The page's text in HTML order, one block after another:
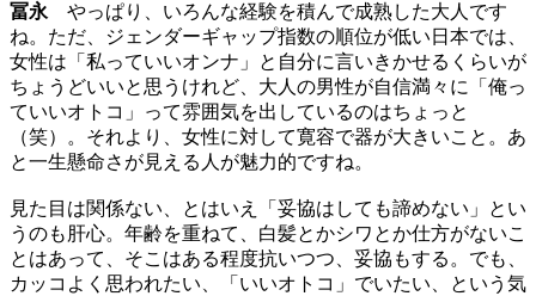
冨永 やっぱり、いろんな経験を積んで成熟した大人です
ね。ただ、ジェンダーギャップ指数の順位が低い日本では、
女性は「私っていいオンナ」と自分に言いきかせるくらいが
ちょうどいいと思うけれど、大人の男性が自信満々に「俺っ
ていいオトコ」って雰囲気を出しているのはちょっと
（笑）。それより、女性に対して寛容で器が大きいこと。あ
と一生懸命さが見える人が魅力的ですね。
見た目は関係ない、とはいえ「妥協はしても諦めない」とい
うのも肝心。年齢を重ねて、白髪とかシワとか仕方がないこ
とはあって、そこはある程度抗いつつ、妥協もする。でも、
カッコよく思われたい、「いいオトコ」でいたい、という気